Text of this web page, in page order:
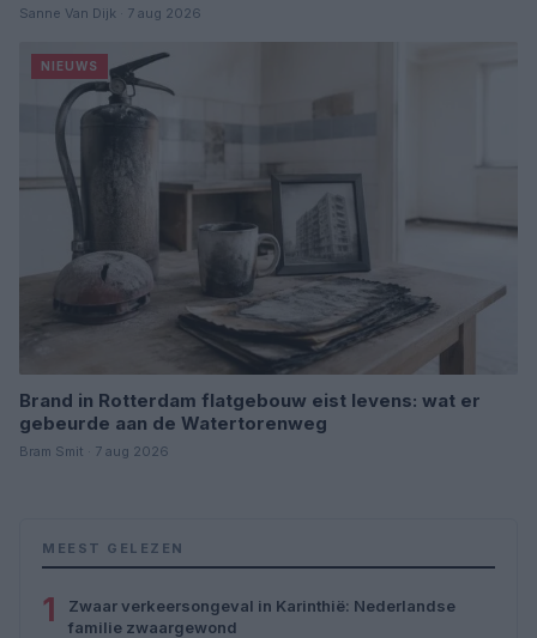
Sanne Van Dijk · 7 aug 2026
NIEUWS
Brand in Rotterdam flatgebouw eist levens: wat er
gebeurde aan de Watertorenweg
Bram Smit · 7 aug 2026
MEEST GELEZEN
1
Zwaar verkeersongeval in Karinthië: Nederlandse
familie zwaargewond